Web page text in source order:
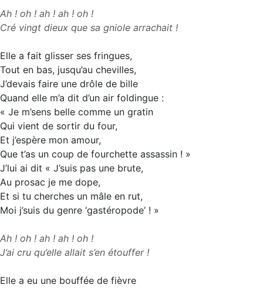
Ah ! oh ! ah ! ah ! oh !
Cré vingt dieux que sa gniole arrachait !
Elle a fait glisser ses fringues,
Tout en bas, jusqu’au chevilles,
J’devais faire une drôle de bille
Quand elle m’a dit d’un air foldingue :
« Je m’sens belle comme un gratin
Qui vient de sortir du four,
Et j’espère mon amour,
Que t’as un coup de fourchette assassin ! »
J’lui ai dit « J’suis pas une brute,
Au prosac je me dope,
Et si tu cherches un mâle en rut,
Moi j’suis du genre ‘gastéropode’ ! »
Ah ! oh ! ah ! ah ! oh !
J’ai cru qu’elle allait s’en étouffer !
Elle a eu une bouffée de fièvre